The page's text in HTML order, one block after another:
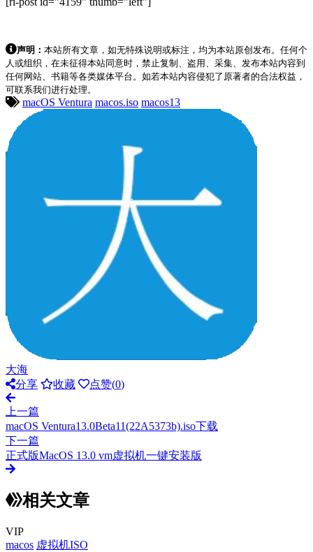
声明： 本站所有文章，如无特殊说明或标注，均为本站原创发布。任何个
人或组织，在未征得本站同意时，禁止复制、盗用、采集、发布本站内容到
任何网站、书籍等各类媒体平台。如若本站内容侵犯了原著者的合法权益，
可联系我们进行处理。
macOS Ventura macos.iso macos13
大海
分享
收藏 点赞(0)
上一篇
macOS Ventura13.0Beta11(22A5373b).iso下载
下一篇
正式版MacOS 13.0 vm虚拟机一键安装版
相关文章
VIP
macos 虚拟机ISO